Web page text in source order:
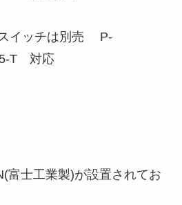
スイッチは別売 P-
T 対応
富士工業製)が設置されてお